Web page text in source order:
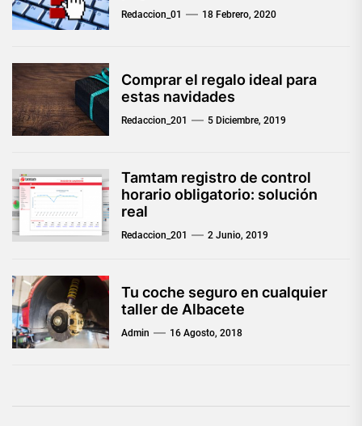
Redaccion_01 18 Febrero, 2020
Comprar el regalo ideal para
estas navidades
Redaccion_201 5 Diciembre, 2019
Tamtam registro de control
horario obligatorio: solución
real
Redaccion_201 2 Junio, 2019
Tu coche seguro en cualquier
taller de Albacete
Admin 16 Agosto, 2018